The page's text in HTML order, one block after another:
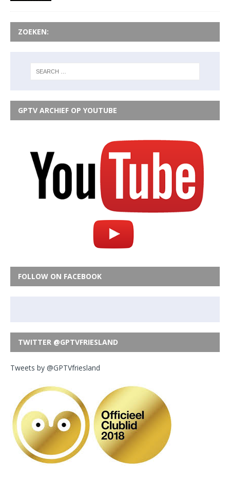
ZOEKEN:
GPTV ARCHIEF OP YOUTUBE
FOLLOW ON FACEBOOK
TWITTER @GPTVFRIESLAND
Tweets by @GPTVfriesland